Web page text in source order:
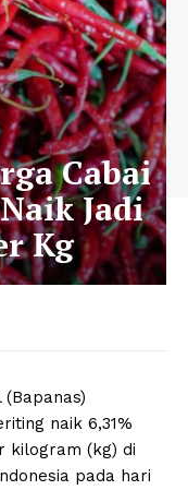
Cabai
Jadi
Kg
(Bapanas)
naik 6,31%
kilogram (kg) di
pada hari